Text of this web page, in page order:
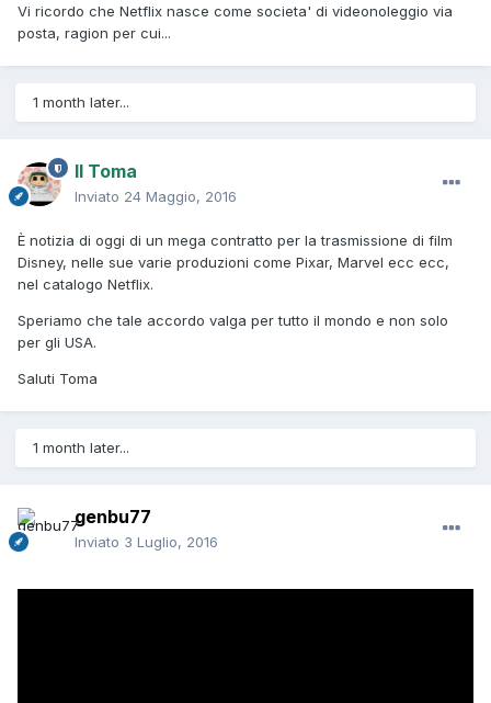
Vi ricordo che Netflix nasce come societa' di videonoleggio via
posta, ragion per cui...
1 month later...
Il Toma
Inviato 24 Maggio, 2016
È notizia di oggi di un mega contratto per la trasmissione di film
Disney, nelle sue varie produzioni come Pixar, Marvel ecc ecc,
nel catalogo Netflix.
Speriamo che tale accordo valga per tutto il mondo e non solo
per gli USA.
Saluti Toma
1 month later...
genbu77
Inviato 3 Luglio, 2016